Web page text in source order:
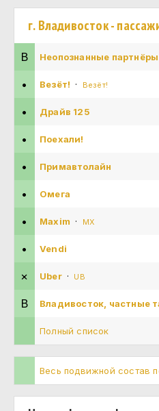
г. Владивосток -
В Неопознанные
• Везёт! · Везёт!
• Драйв 125
• Поехали!
• Примавтолайн
• Омега
• Maxim · MX
• Vendi
× Uber· UB
В Владивосток, частные
Полный список
Весь подвижной состав